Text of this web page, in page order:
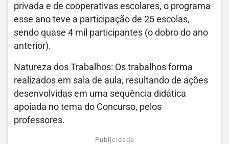
privada e de cooperativas escolares, o programa
esse ano teve a participação de 25 escolas,
sendo quase 4 mil participantes (o dobro do ano
anterior).
Natureza dos Trabalhos: Os trabalhos forma
realizados em sala de aula, resultando de ações
desenvolvidas em uma sequência didática
apoiada no tema do Concurso, pelos
professores.
Publicidade